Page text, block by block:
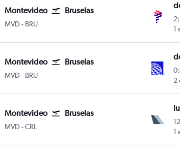
Montevideo Bruselas
MVD Montevideo Internacional de Carrasco
- BRU
1
Montevideo Bruselas
MVD Montevideo Internacional de Carrasco
- BRU
2
Montevideo Bruselas
MVD Montevideo Internacional de Carrasco
-CRL
1